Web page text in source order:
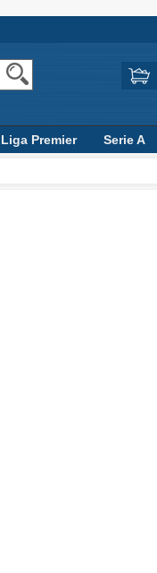
Liga Premier Serie A